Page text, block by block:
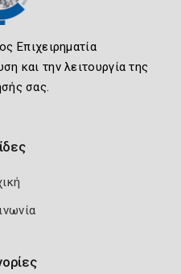
Επιχειρηματία
και την λειτουργία της
σας.